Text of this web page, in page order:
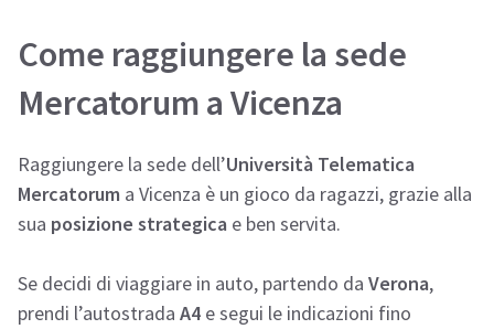
Come raggiungere la sede
Mercatorum a Vicenza
Raggiungere la sede dell’Università Telematica
Mercatorum a Vicenza è un gioco da ragazzi, grazie alla
sua posizione strategica e ben servita.
Se decidi di viaggiare in auto, partendo da Verona,
prendi l’autostrada A4 e segui le indicazioni fino